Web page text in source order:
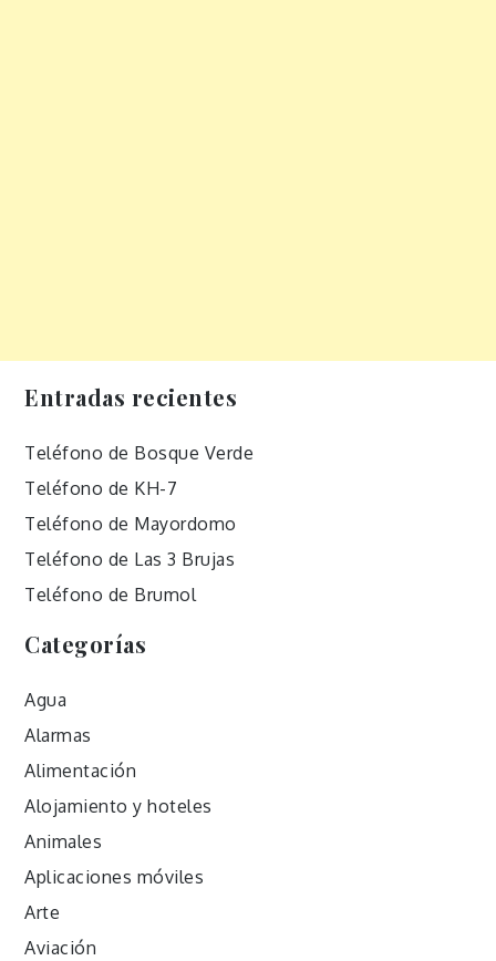
Entradas recientes
Teléfono de Bosque Verde
Teléfono de KH-7
Teléfono de Mayordomo
Teléfono de Las 3 Brujas
Teléfono de Brumol
Categorías
Agua
Alarmas
Alimentación
Alojamiento y hoteles
Animales
Aplicaciones móviles
Arte
Aviación